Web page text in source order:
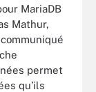
MariaDB
Mathur,
permet
qu’ils